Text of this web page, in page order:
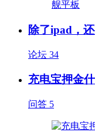
除了ipad，
论坛 34
充电宝押金
问答 5